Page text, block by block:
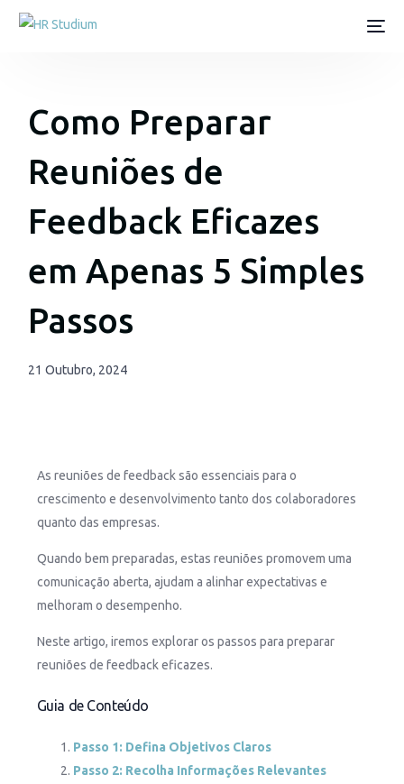
Como Preparar
Reuniões de
Feedback Eficazes
em Apenas 5 Simples
Passos
21 Outubro, 2024
As reuniões de feedback são essenciais para o
crescimento e desenvolvimento tanto dos colaboradores
quanto das empresas.
Quando bem preparadas, estas reuniões promovem uma
comunicação aberta, ajudam a alinhar expectativas e
melhoram o desempenho.
Neste artigo, iremos explorar os passos para preparar
reuniões de feedback eficazes.
Guia de Conteúdo
Passo 1: Defina Objetivos Claros
Passo 2: Recolha Informações Relevantes